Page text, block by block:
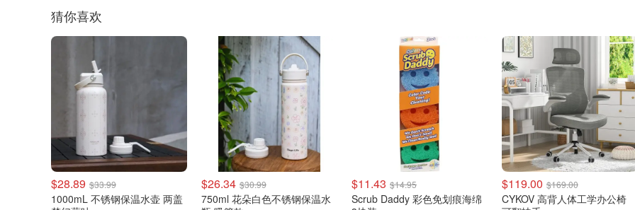
猜你喜欢
$28.89 $33.99
1000mL 不锈钢保温水壶 两盖
$26.34 $30.99
750ml 花朵白色不锈钢保温水
$11.43 $14.95
Scrub Daddy 彩色免划痕海绵
$119.00 $169.00
CYKOV 高背人体工学办公椅